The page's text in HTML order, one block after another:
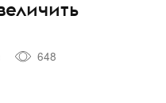
648